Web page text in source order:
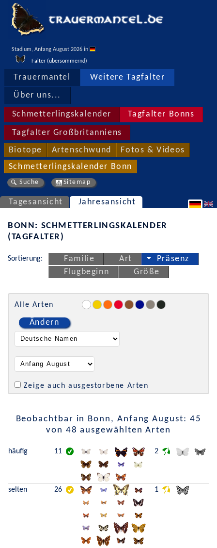
Stadium, Anfang August 2026 in
Falter (übersommernd)
Trauermantel Weitere Tagfalter
Über uns...
Schmetterlingskalender Tagfalter Bonns
Tagfalter Großbritanniens
Biotope Artenschwund Fotos & Videos
Schmetterlingskalender Bonn
Suche Sitemap
Tagesansicht Jahresansicht
BONN: SCHMETTERLINGSKALENDER
(TAGFALTER)
Sortierung: Familie Art
Präsenz
Flugbeginn
Größe
Alle Arten
Ändern
Zeige auch ausgestorbene Arten
Beobachtbar in Bonn, Anfang August: 45
von 48 ausgewählten Arten
häufig 11 2
selten 26 1